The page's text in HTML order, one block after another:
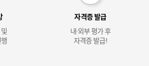
행
자격증 발급
내·외부 평가 후
자격증 발급!